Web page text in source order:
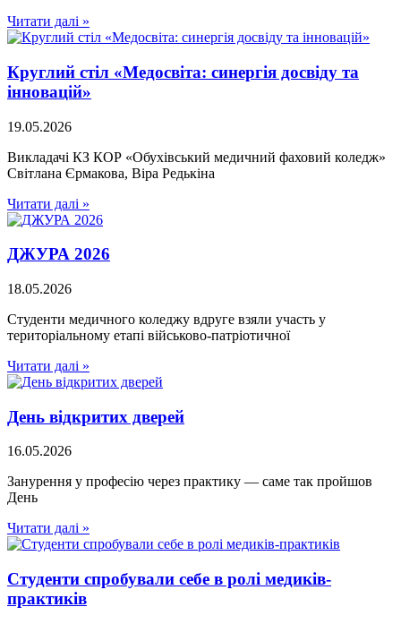
Читати далі »
Круглий стіл «Медосвіта: синергія досвіду та
інновацій»
19.05.2026
Викладачі КЗ КОР «Обухівський медичний фаховий коледж»
Світлана Єрмакова, Віра Редькіна
Читати далі »
ДЖУРА 2026
18.05.2026
Студенти медичного коледжу вдруге взяли участь у
територіальному етапі військово-патріотичної
Читати далі »
День відкритих дверей
16.05.2026
Занурення у професію через практику — саме так пройшов
День
Читати далі »
Студенти спробували себе в ролі медиків-
практиків